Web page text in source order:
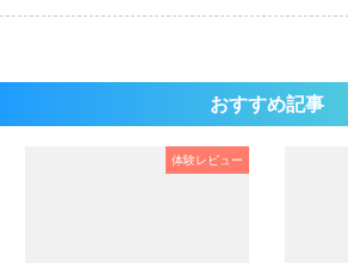
おすすめ記事
体験レビュー